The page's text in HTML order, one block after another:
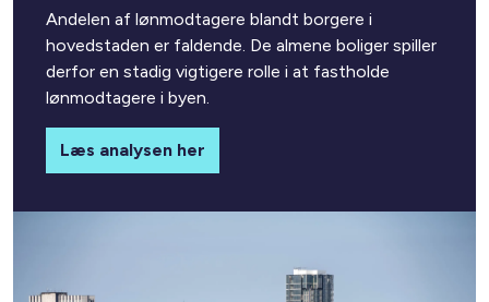
Andelen af lønmodtagere blandt borgere i
hovedstaden er faldende. De almene boliger spiller
derfor en stadig vigtigere rolle i at fastholde
lønmodtagere i byen.
Læs analysen her